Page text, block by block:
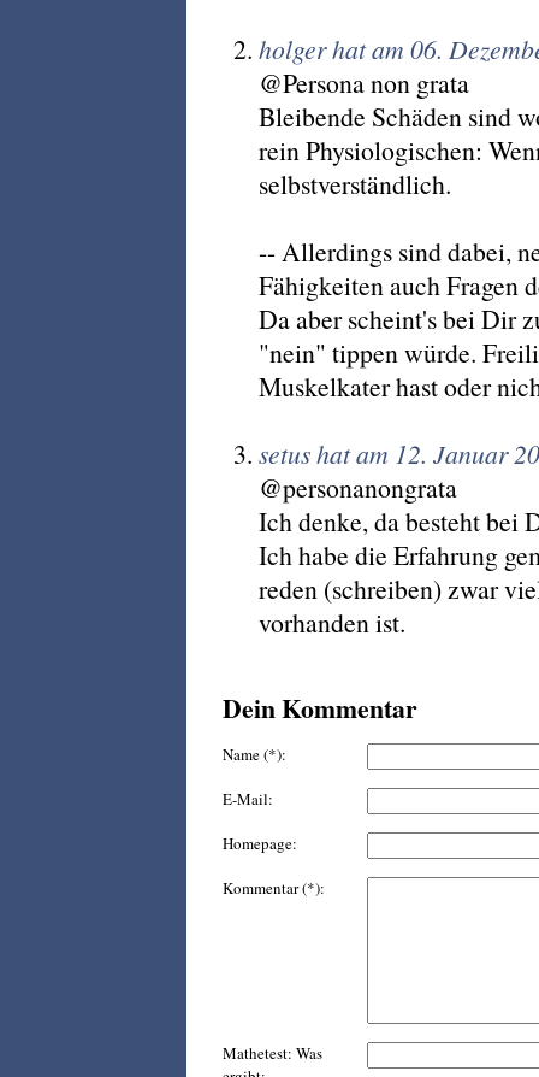
holger hat am 06.
@Persona non grata
Bleibende Schäden sind
rein Physiologischen:
selbstverständlich.
-- Allerdings sind dabei,
Fähigkeiten auch Fragen
Da aber scheint's bei Dir
"nein" tippen würde.
Muskelkater hast oder
setus hat am 12. Januar
@personanongrata
Ich denke, da besteht bei
Ich habe die Erfahrung
reden (schreiben) zwar
vorhanden ist.
Dein Kommentar
Name (*):
E-Mail:
Homepage:
Kommentar (*):
Mathetest: Was